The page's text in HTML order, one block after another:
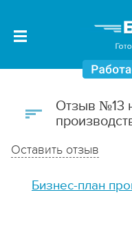
Отзыв №13
Оставить отзыв
Бизнес-план